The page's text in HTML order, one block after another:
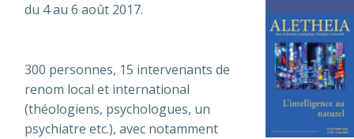
du 4 au 6 août 2017.
300 personnes, 15 intervenants de
renom local et international
(théologiens, psychologues, un
psychiatre etc.), avec notamment